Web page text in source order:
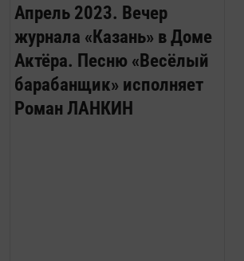
Апрель 2023. Вечер
журнала «Казань» в Доме
Актёра. Песню «Весёлый
барабанщик» исполняет
Роман ЛАНКИН